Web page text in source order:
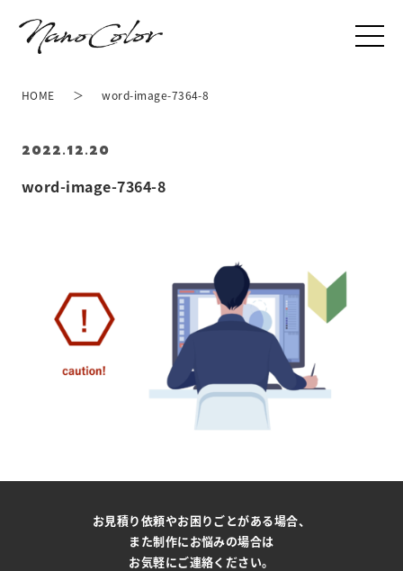
word-image-7364-8
2022.12.20
HOME word-image-7364-8
お見積り依頼やお困りごとがある場合、
また制作にお悩みの場合は
お気軽にご連絡ください。